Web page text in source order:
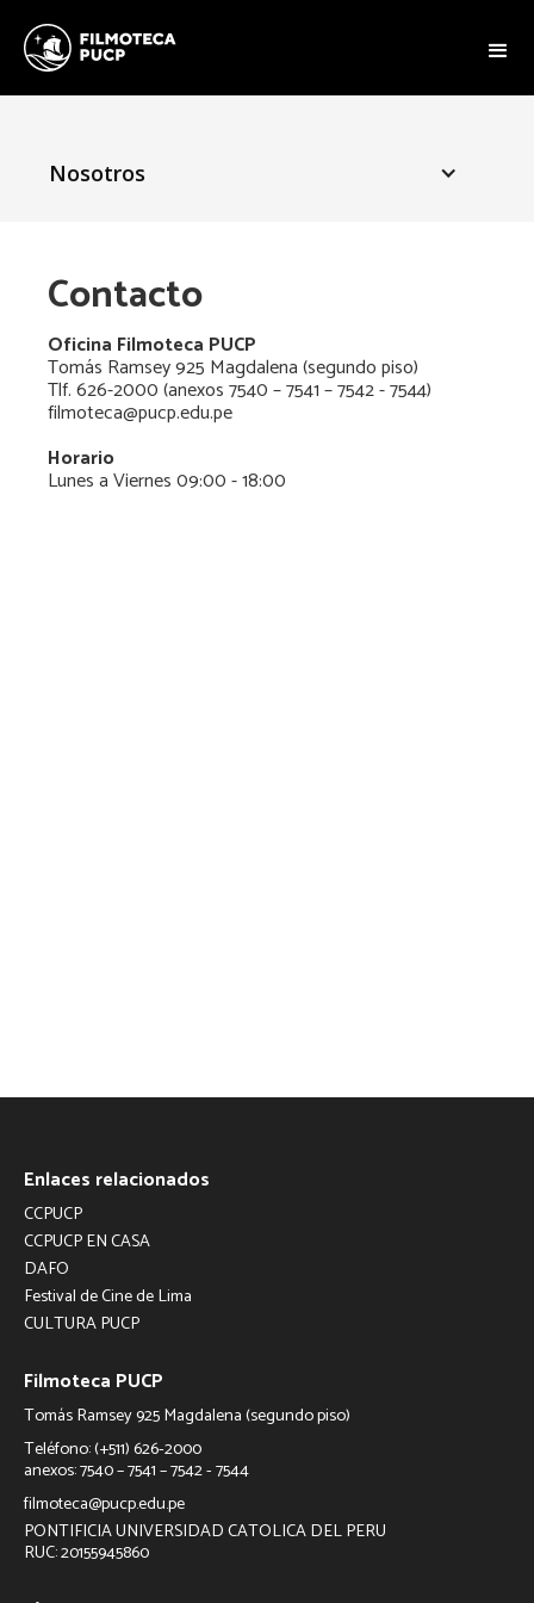
Nosotros
Contacto
Oficina Filmoteca PUCP
Tomás Ramsey 925 Magdalena (segundo piso)
Tlf. 626-2000 (anexos 7540 – 7541 – 7542 - 7544)
filmoteca@pucp.edu.pe
Horario
Lunes a Viernes 09:00 - 18:00
Enlaces relacionados
CCPUCP
CCPUCP EN CASA
DAFO
Festival de Cine de Lima
CULTURA PUCP
Filmoteca PUCP
Tomás Ramsey 925 Magdalena (segundo piso)
Teléfono: (+511) 626-2000
anexos: 7540 – 7541 – 7542 - 7544
filmoteca@pucp.edu.pe
PONTIFICIA UNIVERSIDAD CATOLICA DEL PERU
RUC: 20155945860